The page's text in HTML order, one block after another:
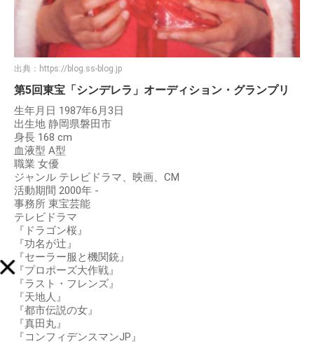
出典： https://blog.ss-blog.jp
第5回東宝「シンデレラ」オーディション・グランプリ
生年月日 1987年6月3日
出生地 静岡県磐田市
身長 168 cm
血液型 A型
職業 女優
ジャンル テレビドラマ、映画、CM
活動期間 2000年 -
事務所 東宝芸能
テレビドラマ
『ドラゴン桜』
『功名が辻』
『セーラー服と機関銃』
『プロポーズ大作戦』
『ラスト・フレンズ』
『天地人』
『都市伝説の女』
『真田丸』
『コンフィデンスマンJP』